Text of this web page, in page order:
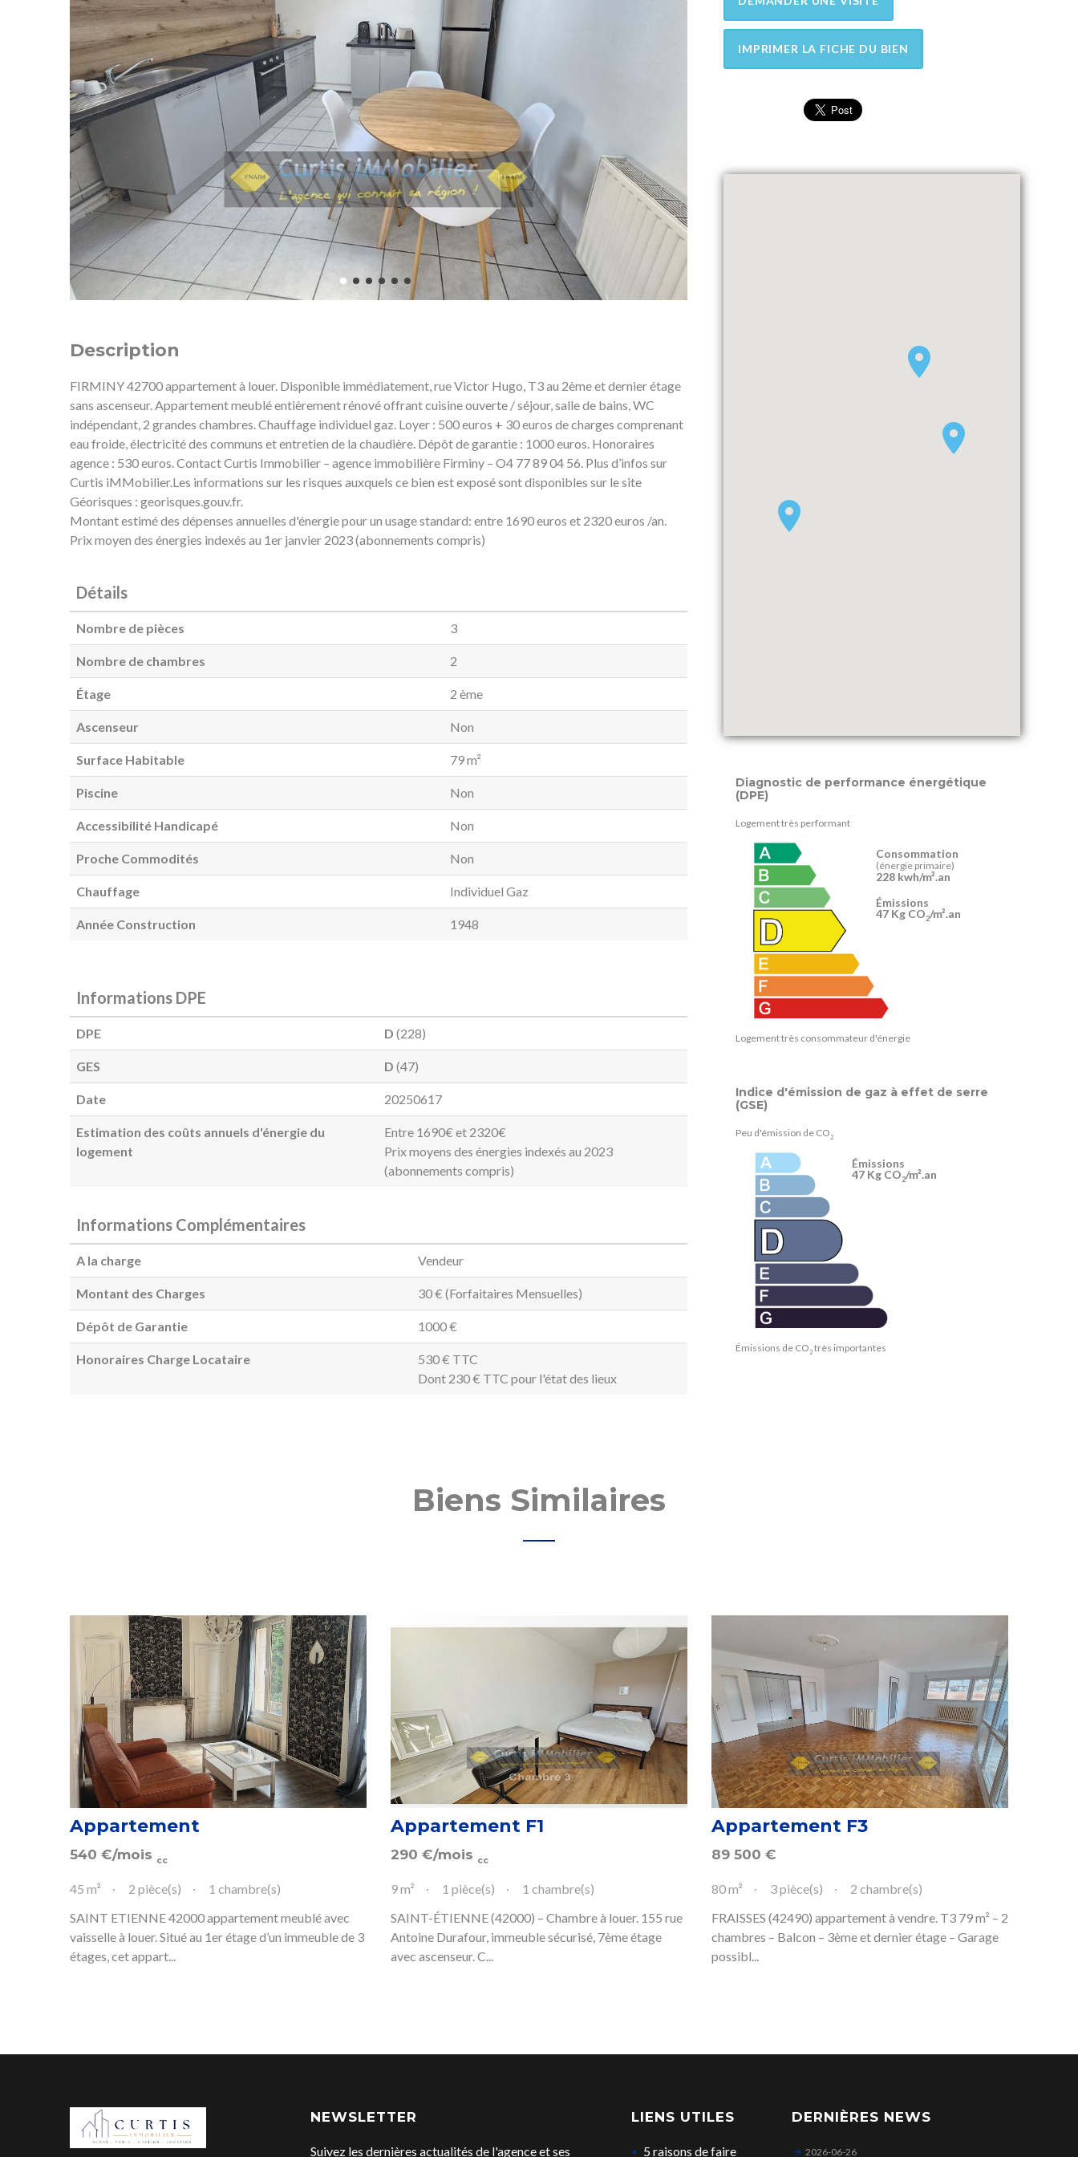
Description
FIRMINY 42700 appartement à louer. Disponible immédiatement, rue Victor Hugo, T3 au 2ème et dernier étage
sans ascenseur. Appartement meublé entièrement rénové offrant cuisine ouverte / séjour, salle de bains, WC
indépendant, 2 grandes chambres. Chauffage individuel gaz. Loyer : 500 euros + 30 euros de charges comprenant
eau froide, électricité des communs et entretien de la chaudière. Dépôt de garantie : 1000 euros. Honoraires
agence : 530 euros. Contact Curtis Immobilier – agence immobilière Firminy – O4 77 89 04 56. Plus d’infos sur
Curtis iMMobilier.Les informations sur les risques auxquels ce bien est exposé sont disponibles sur le site
Géorisques : georisques.gouv.fr.
Montant estimé des dépenses annuelles d'énergie pour un usage standard: entre 1690 euros et 2320 euros /an.
Prix moyen des énergies indexés au 1er janvier 2023 (abonnements compris)
Détails
Nombre de pièces 3
Nombre de chambres 2
Étage 2 ème
Ascenseur Non
Surface Habitable 79 m²
Piscine Non
Accessibilité Handicapé Non
Proche Commodités Non
Chauffage Individuel Gaz
Année Construction 1948
Informations DPE
DPE D (228)
GES D (47)
Date 20250617
Estimation des coûts annuels d'énergie du
logement
Entre 1690€ et 2320€
Prix moyens des énergies indexés au 2023
(abonnements compris)
Informations Complémentaires
A la charge Vendeur
Montant des Charges 30 € (Forfaitaires Mensuelles)
Dépôt de Garantie 1000 €
Honoraires Charge Locataire
530 € TTC
Dont 230 € TTC pour l'état des lieux
Diagnostic de performance énergétique
(DPE)
Logement très performant
Logement très consommateur d'énergie
Consommation
(énergie primaire)
228 kwh/m².an
Émissions
47 Kg CO2/m².an
Indice d'émission de gaz à effet de serre
(GSE)
Peu d'émission de CO 2
Émissions de CO 2 très importantes
Émissions
47 Kg CO2/m².an
IMPRIMER LA FICHE DU BIEN
Biens Similaires
Appartement
540 €/mois cc
45 m² 2 pièce(s)
1 chambre(s)
SAINT ETIENNE 42000 appartement meublé avec
vaisselle à louer. Situé au 1er étage d’un immeuble de 3
étages, cet appart...
Appartement F1
290 €/mois cc
9 m² 1 pièce(s)
1 chambre(s)
SAINT-ÉTIENNE (42000) – Chambre à louer. 155 rue
Antoine Durafour, immeuble sécurisé, 7ème étage
avec ascenseur. C...
Appartement F3
89 500 €
80 m² 3 pièce(s)
2 chambre(s)
FRAISSES (42490) appartement à vendre. T3 79 m² – 2
chambres – Balcon – 3ème et dernier étage – Garage
possibl...
DERNIÈRES NEWS
2026-06-26
LIENS UTILES
5 raisons de faire
NEWSLETTER
Suivez les dernières actualités de l'agence et ses